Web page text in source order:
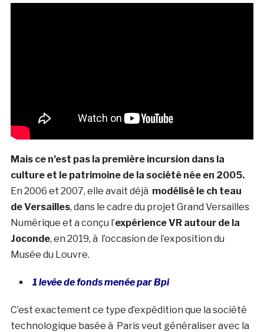
Mais ce n’est pas la première incursion dans la
culture et le patrimoine de la société née en 2005.
En 2006 et 2007, elle avait déjà modélisé le ch teau
de Versailles, dans le cadre du projet Grand Versailles
Numérique et a conçu l’expérience VR autour de la
Joconde, en 2019, à l’occasion de l’exposition du
Musée du Louvre.
1 levée de fonds menée par Bpi
C’est exactement ce type d’expédition que la société
technologique basée à Paris veut généraliser avec la